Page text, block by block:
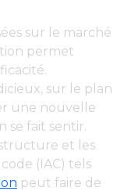
sur le marché
permet
sur le plan
une nouvelle
se fait sentir.
et les
(IAC) tels
peut faire de